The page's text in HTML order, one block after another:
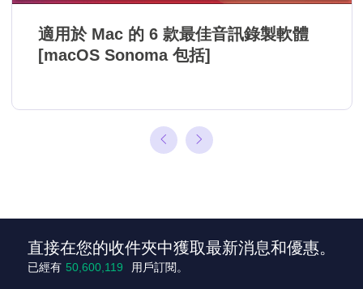
適用於 Mac 的 6 款最佳音訊錄製軟體
[macOS Sonoma 包括]
直接在您的收件夾中獲取最新消息和優惠。
已經有 50,600,120 用戶訂閱。